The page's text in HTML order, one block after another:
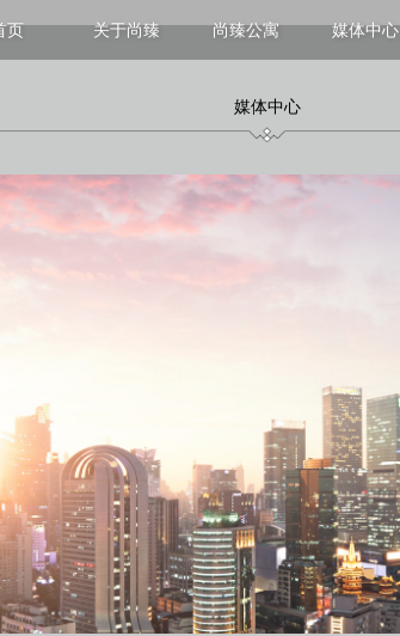
页 关于尚臻
尚臻公寓
香港
媒体中心
媒体中心